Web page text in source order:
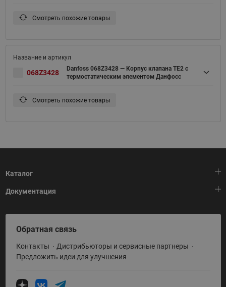
Смотреть похожие товары
068Z3428
Danfoss 068Z3428 — Корпус клапана TE2 с
термостатическим элементом Данфосс
Смотреть похожие товары
Каталог
Тепловая автоматика
Холодильная техника
Приводная техника
Промышленная автоматика
Теплообменное оборудование
Документация
HeatPlatform (Тепловая платформа)
Полезные программы и инструменты
Условия поставки
Обратная связь
Контакты
Дистрибьюторы и сервисные партнеры
Предложить идеи для улучшения